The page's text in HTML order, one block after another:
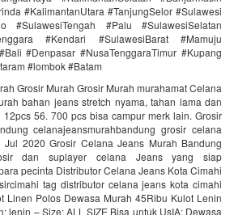
#KalimantanUtara #TanjungSelor #Sulawesi
#SulawesiTengah #Palu #SulawesiSelatan
#Kendari #SulawesiBarat #Mamuju
#Denpasar #NusaTenggaraTimur #Kupang
#lombok #Batam
Grosir Murah Grosir Murah murahamat Celana
bahan jeans stretch nyama, tahan lama dan
56. 700 pcs bisa campur merk lain. Grosir
celanajeansmurahbandung grosir celana
2020 Grosir Celana Jeans Murah Bandung
dan suplayer celana Jeans yang siap
pecinta Distributor Celana Jeans Kota Cimahi
tag distributor celana jeans kota cimahi
Linen Polos Dewasa Murah 45Ribu Kulot Lenin
lenin – Size: ALL SIZE Bisa untuk UsIA: Dewasa